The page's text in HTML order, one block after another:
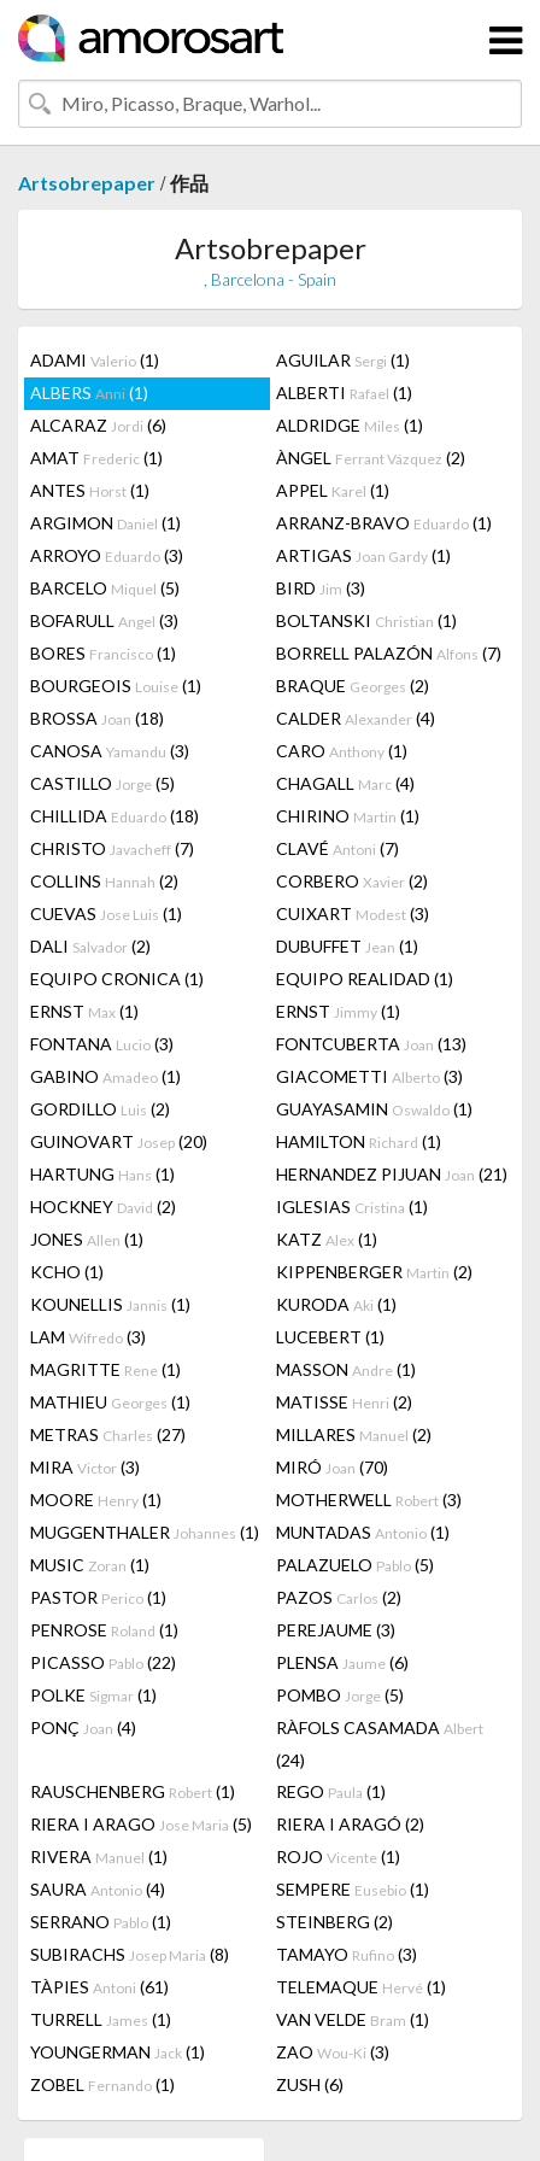
Artsobrepaper /作品
Artsobrepaper
, Barcelona - Spain
ADAMI Valerio (1) AGUILAR Sergi (1)
ALBERS Anni (1) ALBERTI Rafael (1)
ALCARAZ Jordi (6) ALDRIDGE Miles (1)
AMAT Frederic (1) ÀNGEL Ferrant Vázquez (2)
ANTES Horst (1) APPEL Karel (1)
ARGIMON Daniel (1) ARRANZ-BRAVO Eduardo (1)
ARROYO Eduardo (3) ARTIGAS Joan Gardy (1)
BARCELO Miquel (5) BIRD Jim (3)
BOFARULL Angel (3) BOLTANSKI Christian (1)
BORES Francisco (1) BORRELL PALAZÓN Alfons (7)
BOURGEOIS Louise (1) BRAQUE Georges (2)
BROSSA Joan (18) CALDER Alexander (4)
CANOSA Yamandu (3) CARO Anthony (1)
CASTILLO Jorge (5) CHAGALL Marc (4)
CHILLIDA Eduardo (18) CHIRINO Martin (1)
CHRISTO Javacheff (7) CLAVÉ Antoni (7)
COLLINS Hannah (2) CORBERO Xavier (2)
CUEVAS Jose Luis (1) CUIXART Modest (3)
DALI Salvador (2) DUBUFFET Jean (1)
EQUIPO CRONICA (1) EQUIPO REALIDAD (1)
ERNST Max (1) ERNST Jimmy (1)
FONTANA Lucio (3) FONTCUBERTA Joan (13)
GABINO Amadeo (1) GIACOMETTI Alberto (3)
GORDILLO Luis (2) GUAYASAMIN Oswaldo (1)
GUINOVART Josep (20) HAMILTON Richard (1)
HARTUNG Hans (1) HERNANDEZ PIJUAN Joan (21)
HOCKNEY David (2) IGLESIAS Cristina (1)
JONES Allen (1) KATZ Alex (1)
KCHO (1) KIPPENBERGER Martin (2)
KOUNELLIS Jannis (1) KURODA Aki (1)
LAM Wifredo (3) LUCEBERT (1)
MAGRITTE Rene (1) MASSON Andre (1)
MATHIEU Georges (1) MATISSE Henri (2)
METRAS Charles (27) MILLARES Manuel (2)
MIRA Victor (3) MIRÓ Joan (70)
MOORE Henry (1) MOTHERWELL Robert (3)
MUGGENTHALER Johannes (1) MUNTADAS Antonio (1)
MUSIC Zoran (1) PALAZUELO Pablo (5)
PASTOR Perico (1) PAZOS Carlos (2)
PENROSE Roland (1) PEREJAUME (3)
PICASSO Pablo (22) PLENSA Jaume (6)
POLKE Sigmar (1) POMBO Jorge (5)
PONÇ Joan (4) RÀFOLS CASAMADA Albert
(24)
RAUSCHENBERG Robert (1) REGO Paula (1)
RIERA I ARAGO Jose Maria (5) RIERA I ARAGÓ (2)
RIVERA Manuel (1) ROJO Vicente (1)
SAURA Antonio (4) SEMPERE Eusebio (1)
SERRANO Pablo (1) STEINBERG (2)
SUBIRACHS Josep Maria (8) TAMAYO Rufino (3)
TÀPIES Antoni (61) TELEMAQUE Hervé (1)
TURRELL James (1) VAN VELDE Bram (1)
YOUNGERMAN Jack (1) ZAO Wou-Ki (3)
ZOBEL Fernando (1) ZUSH (6)